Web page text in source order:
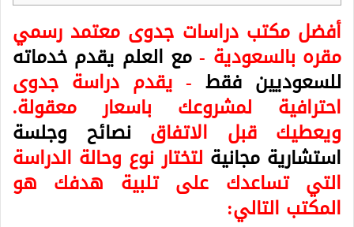
أفضل مكتب دراسات جدوى معتمد رسمي
مقره بالسعودية - مع العلم يقدم خدماته
للسعوديين فقط- يقدم دراسة جدوى
احترافية لمشروعك باسعار معقولة.
ويعطيك قبل الاتفاق نصائح وجلسة
استشارية مجانية لتختار نوع وحالة الدراسة
التي تساعدك على تلبية هدفك هو
المكتب التالي: